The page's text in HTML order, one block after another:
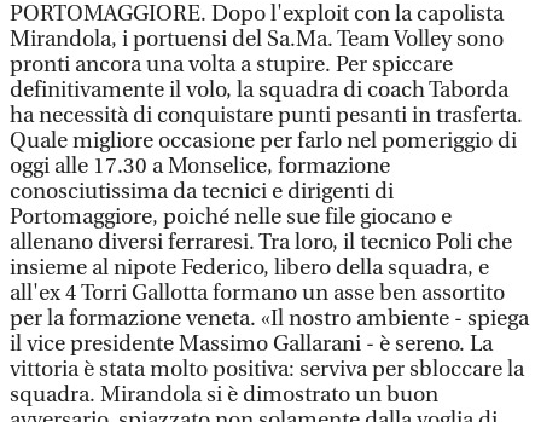
PORTOMAGGIORE. Dopo l'exploit con la capolista
Mirandola, i portuensi del Sa.Ma. Team Volley sono
pronti ancora una volta a stupire. Per spiccare
definitivamente il volo, la squadra di coach Taborda
ha necessità di conquistare punti pesanti in trasferta.
Quale migliore occasione per farlo nel pomeriggio di
oggi alle 17.30 a Monselice, formazione
conosciutissima da tecnici e dirigenti di
Portomaggiore, poiché nelle sue file giocano e
allenano diversi ferraresi. Tra loro, il tecnico Poli che
insieme al nipote Federico, libero della squadra, e
all'ex 4 Torri Gallotta formano un asse ben assortito
per la formazione veneta. «Il nostro ambiente - spiega
il vice presidente Massimo Gallarani - è sereno. La
vittoria è stata molto positiva: serviva per sbloccare la
squadra. Mirandola si è dimostrato un buon